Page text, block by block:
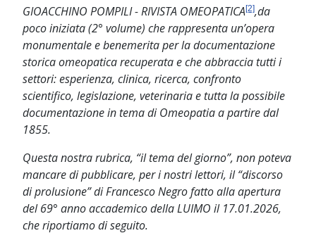
GIOACCHINO POMPILI - RIVISTA OMEOPATICA[2],da
poco iniziata (2° volume) che rappresenta un’opera
monumentale e benemerita per la documentazione
storica omeopatica recuperata e che abbraccia tutti i
settori: esperienza, clinica, ricerca, confronto
scientifico, legislazione, veterinaria e tutta la possibile
documentazione in tema di Omeopatia a partire dal
1855.
Questa nostra rubrica, “il tema del giorno”, non poteva
mancare di pubblicare, per i nostri lettori, il “discorso
di prolusione” di Francesco Negro fatto alla apertura
del 69° anno accademico della LUIMO il 17.01.2026,
che riportiamo di seguito.